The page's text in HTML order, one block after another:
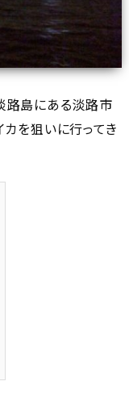
路島にある淡路市
を狙いに行ってき